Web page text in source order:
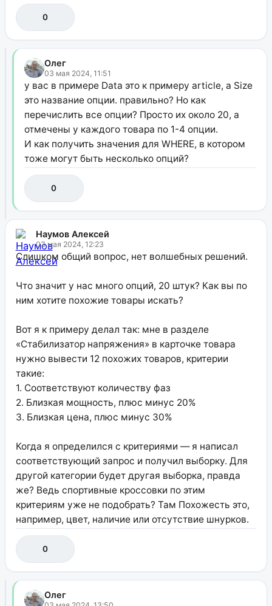
0
Олег
03 мая 2024, 11:51
у вас в примере Data это к примеру article, а Size
это название опции. правильно? Но как
перечислить все опции? Просто их около 20, а
отмечены у каждого товара по 1-4 опции.
И как получить значения для WHERE, в котором
тоже могут быть несколько опций?
0
Наумов Алексей
03 мая 2024, 12:23
Слишком общий вопрос, нет волшебных решений.
Что значит у нас много опций, 20 штук? Как вы по
ним хотите похожие товары искать?
Вот я к примеру делал так: мне в разделе
«Стабилизатор напряжения» в карточке товара
нужно вывести 12 похожих товаров, критерии
такие:
1. Соответствуют количеству фаз
2. Близкая мощность, плюс минус 20%
3. Близкая цена, плюс минус 30%
Когда я определился с критериями — я написал
соответствующий запрос и получил выборку. Для
другой категории будет другая выборка, правда
же? Ведь спортивные кроссовки по этим
критериям уже не подобрать? Там Похожесть это,
например, цвет, наличие или отсутствие шнурков.
0
Олег